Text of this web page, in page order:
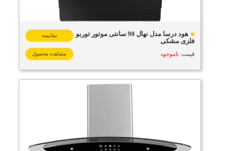
هود درسا مدل نهال 90 سانتی موتور توربو
فلزی مشکی
قیمت: ناموجود
مقایسه
مشاهده محصول